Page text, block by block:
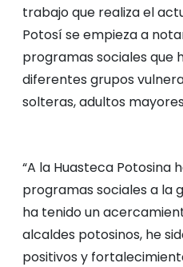
trabajo que realiza el
Potosí se empieza a
programas sociales que
diferentes grupos
solteras, adultos
“A la Huasteca Potosina
programas sociales a la
ha tenido un
alcaldes potosinos, he
positivos y